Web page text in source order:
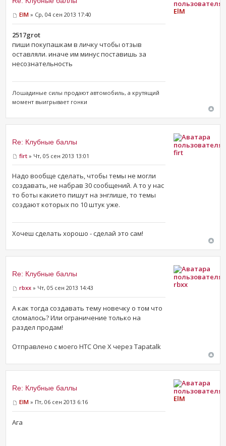
ElM » Ср, 04 сен 2013 17:40
2517grot
пиши покупашкам в личку чтобы отзыв
оставляли. иначе им минус поставишь за
несознательность
Лошадиные силы продают ​автомобиль, а крутящий
момент выигрывает гонки
ElM
Re: Клубные баллы
firt » Чт, 05 сен 2013 13:01
Надо вообще сделать, чтобы темы не могли
создавать, не набрав 30 сообщений. А то у нас
то боты какието пишут на энглише, то темы
создают которых по 10 штук уже.
Хочеш сделать хорошо - сделай это сам!
firt
Re: Клубные баллы
rbxx » Чт, 05 сен 2013 14:43
А как тогда создавать тему новечку о том что
сломалось? Или ограничение только на
раздел продам!
Отправлено с моего HTC One X через Tapatalk
rbxx
Re: Клубные баллы
ElM » Пт, 06 сен 2013 6:16
Ага
ElM